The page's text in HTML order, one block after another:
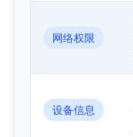
网络权限
设备信息